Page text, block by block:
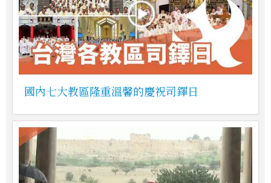
國內七大教區隆重溫馨的慶祝司鐸日